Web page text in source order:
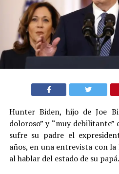
Hunter Biden, hijo de Joe
doloroso” y “muy
sufre su padre el
años, en una entrevista con
al hablar del estado de su papá.